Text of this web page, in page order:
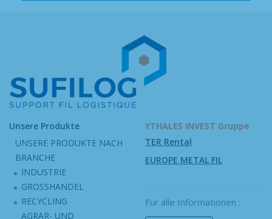
Unsere Produkte
UNSERE PRODUKTE NACH
BRANCHE
INDUSTRIE
GROSSHANDEL
RECYCLING
AGRAR- UND
YTHALES INVEST Gruppe
TER Rental
EUROPE METAL FIL
Für alle Informationen :